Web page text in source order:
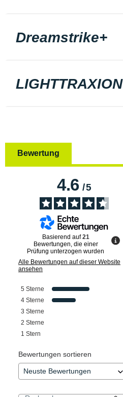
Dreamstrike+
LIGHTTRAXION
Bewertung
4.6/5
Basierend auf21
Bewertungen, die einer
Prüfung unterzogen wurden
Alle Bewertungen auf dieser Website
ansehen
5 Sterne
4 Sterne
3 Sterne
2 Sterne
1 Stern
Bewertungen sortieren